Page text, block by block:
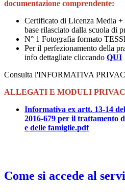
documentazione comprendente:
Certificato di Licenza Media +
base rilasciato dalla scuola di
N° 1 Fotografia formato
Per il perfezionamento della
info dettagliate cliccando QUI
Consulta l'INFORMATIVA
ALLEGATI E MODULI
Informativa ex artt. 13-14
2016-679 per il trattamento
e delle famiglie.pdf
Come si accede al